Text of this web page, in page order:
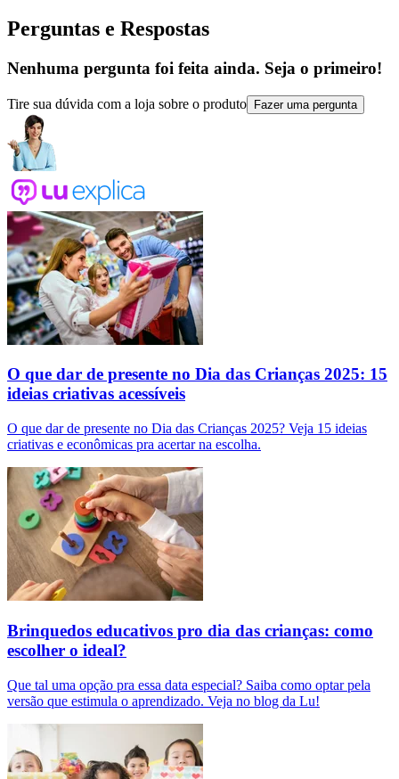
Perguntas e Respostas
Nenhuma pergunta foi feita ainda. Seja o primeiro!
Tire sua dúvida com a loja sobre o produto Fazer uma pergunta
O que dar de presente no Dia das Crianças 2025: 15
ideias criativas acessíveis
O que dar de presente no Dia das Crianças 2025? Veja 15 ideias
criativas e econômicas pra acertar na escolha.
Brinquedos educativos pro dia das crianças: como
escolher o ideal?
Que tal uma opção pra essa data especial? Saiba como optar pela
versão que estimula o aprendizado. Veja no blog da Lu!